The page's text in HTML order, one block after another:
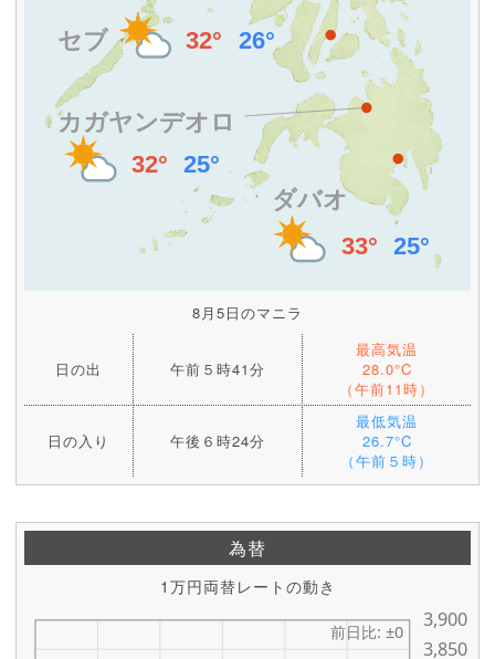
8月5日のマニラ
日の出 午前５時41分
最高気温
28.0°C
（午前11時）
日の入り 午後６時24分
最低気温
26.7°C
（午前５時）
為替
1万円両替レートの動き